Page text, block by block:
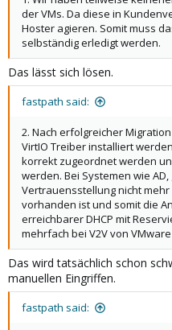
der VMs. Da diese in
Hoster agieren. Somit muss
selbständig erledigt werden.
Das lässt sich lösen.
fastpath said:
2. Nach erfolgreicher
VirtIO Treiber installiert
korrekt zugeordnet werden
werden. Bei Systemen wie
Vertrauensstellung nicht
vorhanden ist und somit die
erreichbarer DHCP mit
mehrfach bei V2V von
Das wird tatsächlich schon
manuellen Eingriffen.
fastpath said: